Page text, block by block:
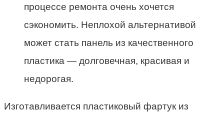
процессе ремонта очень хочется
сэкономить. Неплохой альтернативой
может стать панель из качественного
пластика — долговечная, красивая и
недорогая.
Изготавливается пластиковый фартук из